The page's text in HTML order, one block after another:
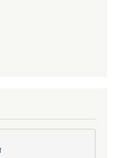
सा.सु.भत्ता प्राप्त गर्ने लाभग्राहिको विवरण